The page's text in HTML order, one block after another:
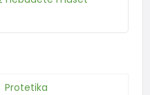
Protetika